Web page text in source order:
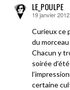
LE_POULPE
dit :
19 janvier
Curieux ce
du
Chacun y
soirée
certaine